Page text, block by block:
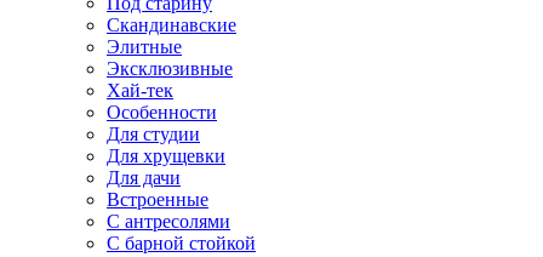
Скандинавские
Элитные
Эксклюзивные
Хай-тек
Особенности
Для студии
Для хрущевки
Для дачи
Встроенные
С антресолями
С барной стойкой